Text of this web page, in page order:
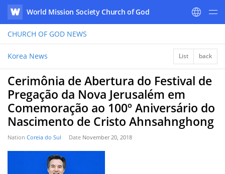
WATV
World Mission Society Church of God
CHURCH OF GOD NEWS
Korea News List back
Cerimônia de Abertura do Festival de
Pregação da Nova Jerusalém em
Comemoração ao 100º Aniversário do
Nascimento de Cristo Ahnsahnghong
Nation Coreia do Sul Date November 20, 2018